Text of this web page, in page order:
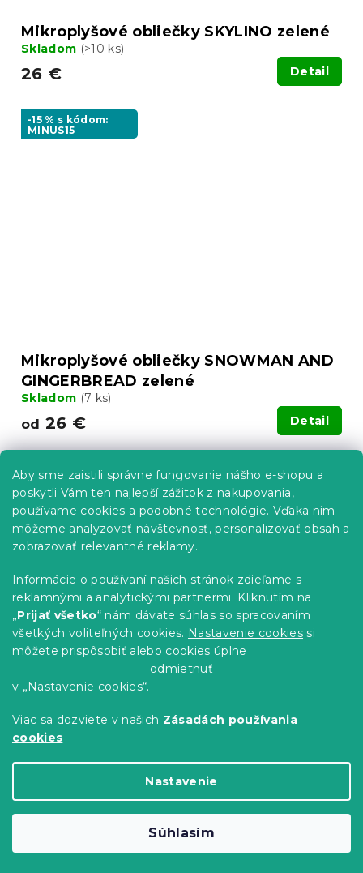
Aby sme zaistili správne fungovanie nášho e-shopu a
poskytli Vám ten najlepší zážitok z nakupovania,
používame cookies a podobné technológie. Vďaka nim
môžeme analyzovať návštevnosť, personalizovať obsah a
zobrazovať relevantné reklamy.
Informácie o používaní našich stránok zdieľame s
reklamnými a analytickými partnermi. Kliknutím na
„Prijať všetko“ nám dávate súhlas so spracovaním
všetkých voliteľných cookies. Nastavenie cookies si
môžete prispôsobiť alebo cookies úplne
odmietnuť
v „Nastavenie cookies“.
Viac sa dozviete v našich Zásadách používania
cookies
Nastavenie
Súhlasím
Mikroplyšové obliečky SKYLINO zelené
Skladom (>10 ks)
26 € Detail
-15 % s kódom:
MINUS15
Mikroplyšové obliečky SNOWMAN AND
GINGERBREAD zelené
Skladom (7 ks)
od 26 € Detail
-15 % s kódom:
MINUS15
Mikroplyšové obliečky SNOWY FOREST
sivé
Skladom